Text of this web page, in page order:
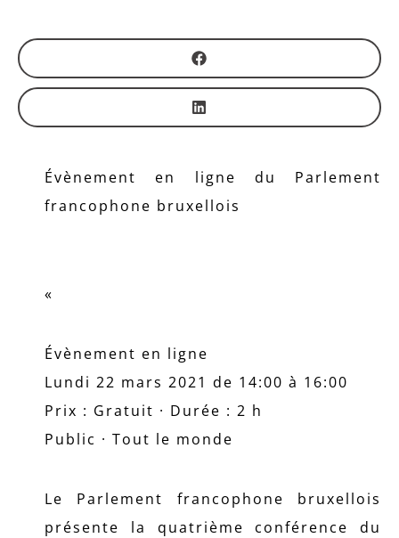
Évènement en ligne du Parlement
francophone bruxellois
«
Évènement en ligne
Lundi 22 mars 2021 de 14:00 à 16:00
Prix : Gratuit · Durée : 2 h
Public · Tout le monde
Le Parlement francophone bruxellois
présente la quatrième conférence du